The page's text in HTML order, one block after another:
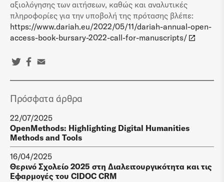
αξιολόγησης των αιτήσεων, καθώς και αναλυτικές
πληροφορίες για την υποβολή της πρότασης βλέπε:
https://www.dariah.eu/2022/05/11/dariah-annual-open-
access-book-bursary-2022-call-for-manuscripts/
Πρόσφατα άρθρα
22/07/2025
OpenMethods: Highlighting Digital Humanities
Methods and Tools
16/04/2025
Θερινό Σχολείο 2025 στη Διαλειτουργικότητα και τις
Εφαρμογές του CIDOC CRM